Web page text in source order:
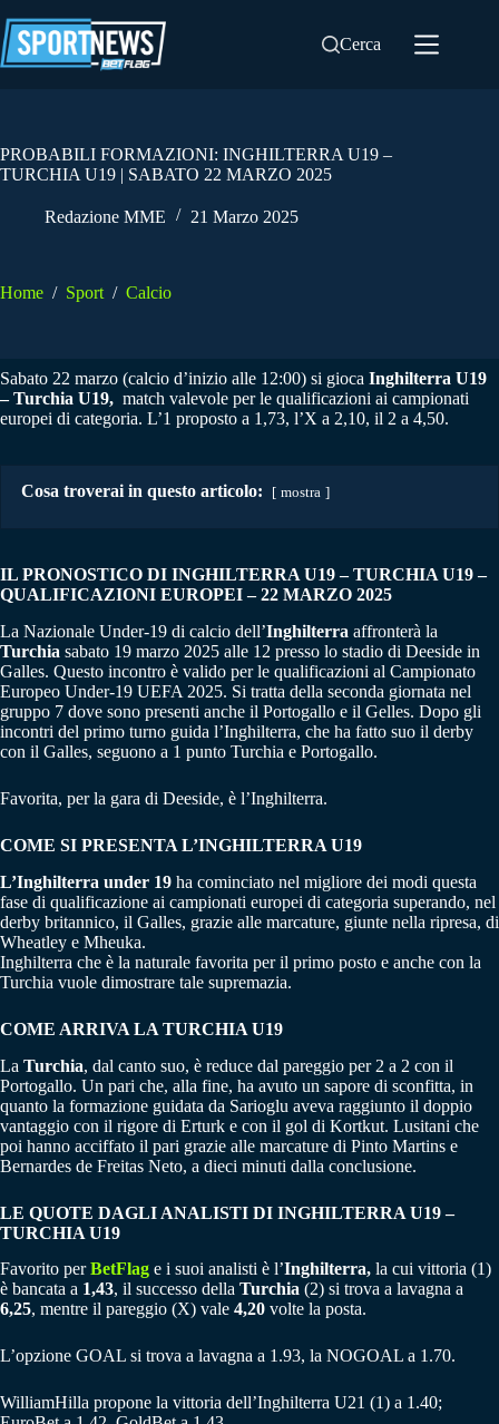
al
contenuto
Cerca
PROBABILI FORMAZIONI: INGHILTERRA U19 –
TURCHIA U19 | SABATO 22 MARZO 2025
Redazione MME 21 Marzo 2025
Home / Sport / Calcio
Sabato 22 marzo (calcio d’inizio alle 12:00) si gioca Inghilterra U19
– Turchia U19, match valevole per le qualificazioni ai campionati
europei di categoria. L’1 proposto a 1,73, l’X a 2,10, il 2 a 4,50.
Cosa troverai in questo articolo: mostra
IL PRONOSTICO DI INGHILTERRA U19 – TURCHIA U19 –
QUALIFICAZIONI EUROPEI – 22 MARZO 2025
La Nazionale Under-19 di calcio dell’Inghilterra affronterà la
Turchia sabato 19 marzo 2025 alle 12 presso lo stadio di Deeside in
Galles. Questo incontro è valido per le qualificazioni al Campionato
Europeo Under-19 UEFA 2025. Si tratta della seconda giornata nel
gruppo 7 dove sono presenti anche il Portogallo e il Gelles. Dopo gli
incontri del primo turno guida l’Inghilterra, che ha fatto suo il derby
con il Galles, seguono a 1 punto Turchia e Portogallo.
Favorita, per la gara di Deeside, è l’Inghilterra.
COME SI PRESENTA L’INGHILTERRA U19
L’Inghilterra under 19 ha cominciato nel migliore dei modi questa
fase di qualificazione ai campionati europei di categoria superando, nel
derby britannico, il Galles, grazie alle marcature, giunte nella ripresa, di
Wheatley e Mheuka.
Inghilterra che è la naturale favorita per il primo posto e anche con la
Turchia vuole dimostrare tale supremazia.
COME ARRIVA LA TURCHIA U19
La Turchia, dal canto suo, è reduce dal pareggio per 2 a 2 con il
Portogallo. Un pari che, alla fine, ha avuto un sapore di sconfitta, in
quanto la formazione guidata da Sarioglu aveva raggiunto il doppio
vantaggio con il rigore di Erturk e con il gol di Kortkut. Lusitani che
poi hanno acciffato il pari grazie alle marcature di Pinto Martins e
Bernardes de Freitas Neto, a dieci minuti dalla conclusione.
LE QUOTE DAGLI ANALISTI DI INGHILTERRA U19 –
TURCHIA U19
Favorito perBetFlag e i suoi analisti è l’Inghilterra, la cui vittoria (1)
è bancata a 1,43, il successo della Turchia (2) si trova a lavagna a
6,25, mentre il pareggio (X) vale 4,20 volte la posta.
L’opzione GOAL si trova a lavagna a 1.93, la NOGOAL a 1.70.
WilliamHilla propone la vittoria dell’Inghilterra U21 (1) a 1.40;